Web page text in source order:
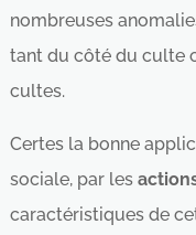
nombreuses
tant du côté du culte
cultes.
Certes la bonne
sociale, par les
caractéristiques de